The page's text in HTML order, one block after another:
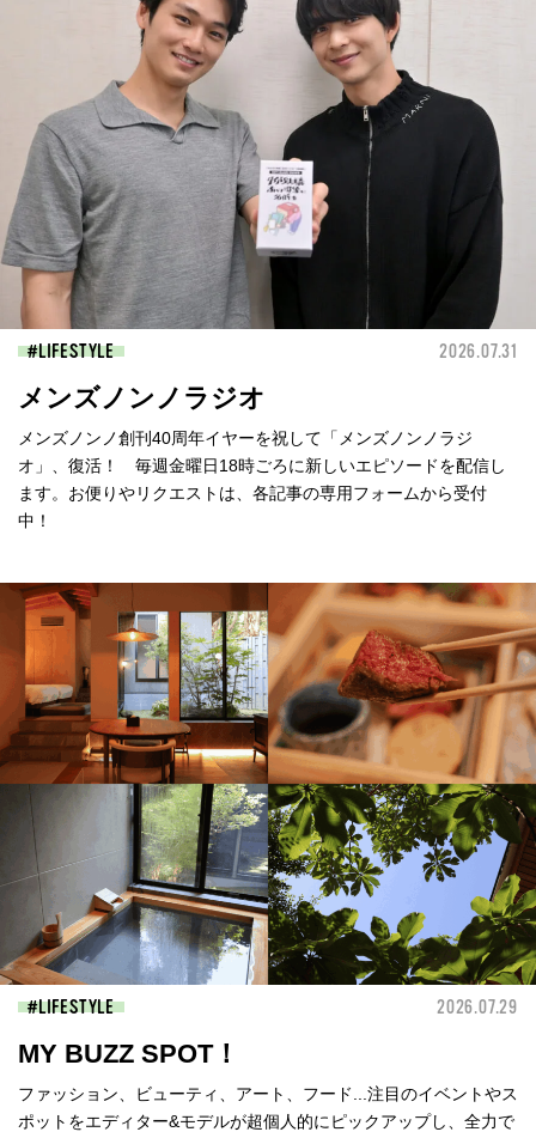
LIFESTYLE 2026.07.31
メンズノンノラジオ
メンズノンノ創刊40周年イヤーを祝して「メンズノンノラジ
オ」、復活！ 毎週金曜日18時ごろに新しいエピソードを配信し
ます。お便りやリクエストは、各記事の専用フォームから受付
中！
LIFESTYLE 2026.07.29
MY BUZZ SPOT！
ファッション、ビューティ、アート、フード...注目のイベントやス
ポットをエディター&モデルが超個人的にピックアップし、全力で